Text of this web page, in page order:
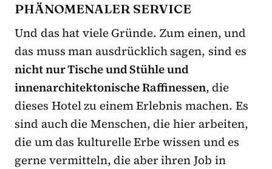
PHÄNOMENALER SERVICE
Und das hat viele Gründe. Zum einen, und
das muss man ausdrücklich sagen, sind es
nicht nur Tische und Stühle und
innenarchitektonische Raffinessen, die
dieses Hotel zu einem Erlebnis machen. Es
sind auch die Menschen, die hier arbeiten,
die um das kulturelle Erbe wissen und es
gerne vermitteln, die aber ihren Job in